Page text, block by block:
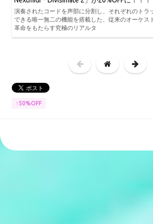
演奏されたコードを声部に分割し、それぞれのトラ
できる唯一無二の機能を搭載した、従来のオーケス
革命をもたらす究極のリアルタ
↑50%OFF